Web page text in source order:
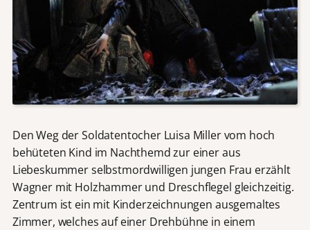
Den Weg der Soldatentocher Luisa Miller vom hoch
behüteten Kind im Nachthemd zur einer aus
Liebeskummer selbstmordwilligen jungen Frau erzählt
Wagner mit Holzhammer und Dreschflegel gleichzeitig.
Zentrum ist ein mit Kinderzeichnungen ausgemaltes
Zimmer, welches auf einer Drehbühne in einem